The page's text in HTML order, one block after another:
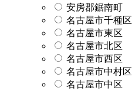
安房郡鋸南町
名古屋市千種区
名古屋市東区
名古屋市北区
名古屋市西区
名古屋市中村区
名古屋市中区